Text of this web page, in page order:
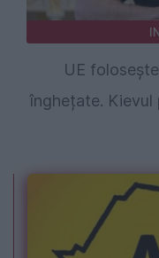
UE
înghețate. Kievul